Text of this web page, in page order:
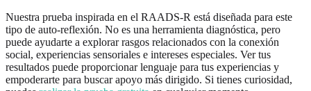
Nuestra prueba inspirada en el RAADS-R está diseñada para este
tipo de auto-reflexión. No es una herramienta diagnóstica, pero
puede ayudarte a explorar rasgos relacionados con la conexión
social, experiencias sensoriales e intereses especiales. Ver tus
resultados puede proporcionar lenguaje para tus experiencias y
empoderarte para buscar apoyo más dirigido. Si tienes curiosidad,